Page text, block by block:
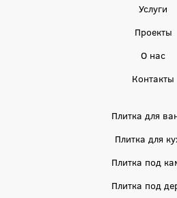
Услуги
Проекты
О нас
Контакты
Плитка для
Плитка для
Плитка под
Плитка под